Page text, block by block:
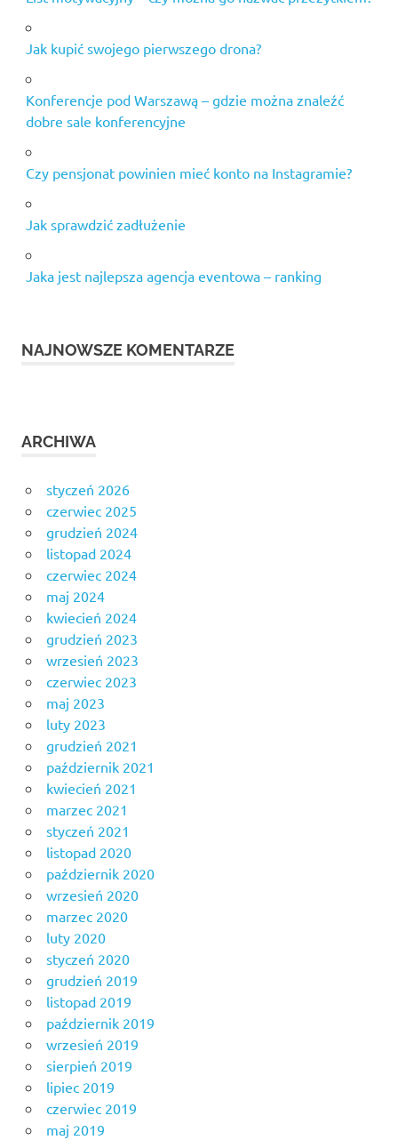
Jak kupić swojego pierwszego drona?
Konferencje pod Warszawą – gdzie można znaleźć
dobre sale konferencyjne
Czy pensjonat powinien mieć konto na Instagramie?
Jak sprawdzić zadłużenie
Jaka jest najlepsza agencja eventowa – ranking
NAJNOWSZE KOMENTARZE
ARCHIWA
styczeń 2026
czerwiec 2025
grudzień 2024
listopad 2024
czerwiec 2024
maj 2024
kwiecień 2024
grudzień 2023
wrzesień 2023
czerwiec 2023
maj 2023
luty 2023
grudzień 2021
październik 2021
kwiecień 2021
marzec 2021
styczeń 2021
listopad 2020
październik 2020
wrzesień 2020
marzec 2020
luty 2020
styczeń 2020
grudzień 2019
listopad 2019
październik 2019
wrzesień 2019
sierpień 2019
lipiec 2019
czerwiec 2019
maj 2019